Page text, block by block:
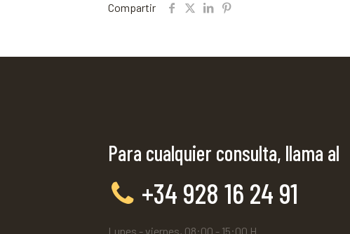
Compartir
Para cualquier consulta, llama al
+34 928 16 24 91
Lunes - viernes, 08:00 - 15:00 H